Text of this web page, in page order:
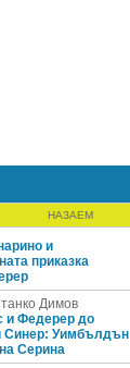
НАЗАЕМ
и
приказка
Димов
и Федерер до
Синер: Уимбълдън
Серина